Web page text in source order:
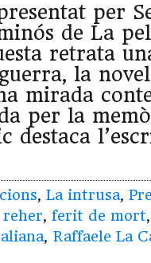
per
de La
retrata
la
mirada
per la
destaca
, La intrusa,
, ferit de mort
, Raffaele La